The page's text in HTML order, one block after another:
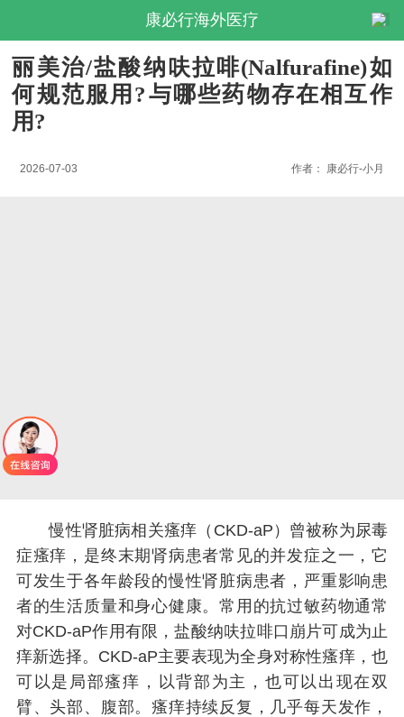
康必行海外医疗
丽美治/盐酸纳呋拉啡(Nalfurafine)如
何规范服用?与哪些药物存在相互作
用?
2026-07-03 作者： 康必行-小月
慢性肾脏病相关瘙痒（CKD-aP）曾被称为尿毒
症瘙痒，是终末期肾病患者常见的并发症之一，它
可发生于各年龄段的慢性肾脏病患者，严重影响患
者的生活质量和身心健康。常用的抗过敏药物通常
对CKD-aP作用有限，盐酸纳呋拉啡口崩片可成为止
痒新选择。CKD-aP主要表现为全身对称性瘙痒，也
可以是局部瘙痒，以背部为主，也可以出现在双
臂、头部、腹部。瘙痒持续反复，几乎每天发作，